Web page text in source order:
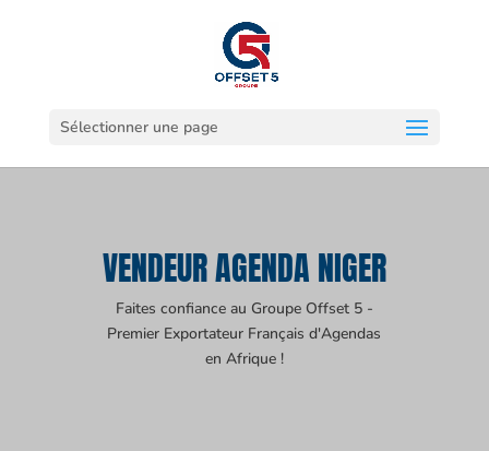
Sélectionner une page
VENDEUR AGENDA NIGER
Faites confiance au Groupe Offset 5 -
Premier Exportateur Français d'Agendas
en Afrique !